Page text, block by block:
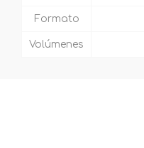
Formato
Volúmenes